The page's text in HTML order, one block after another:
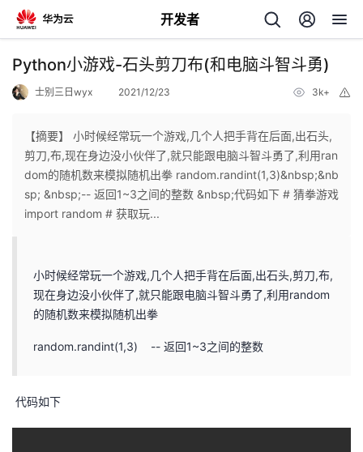
开发者
返
个
我
Python小游戏-石头剪刀布(和电脑斗智斗勇)
士别三日wyx 2021/12/23 3k+
【摘要】 小时候经常玩一个游戏,几个人把手背在后面,出石头,
剪刀,布,现在身边没小伙伴了,就只能跟电脑斗智斗勇了,利用ran
dom的随机数来模拟随机出拳 random.randint(1,3)&nbsp;&nb
sp; &nbsp;-- 返回1~3之间的整数 &nbsp;代码如下 # 猜拳游戏
import random # 获取玩...
小时候经常玩一个游戏,几个人把手背在后面,出石头,剪刀,布,
现在身边没小伙伴了,就只能跟电脑斗智斗勇了,利用random
的随机数来模拟随机出拳
random.randint(1,3) -- 返回1~3之间的整数
代码如下